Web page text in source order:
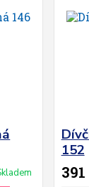
152